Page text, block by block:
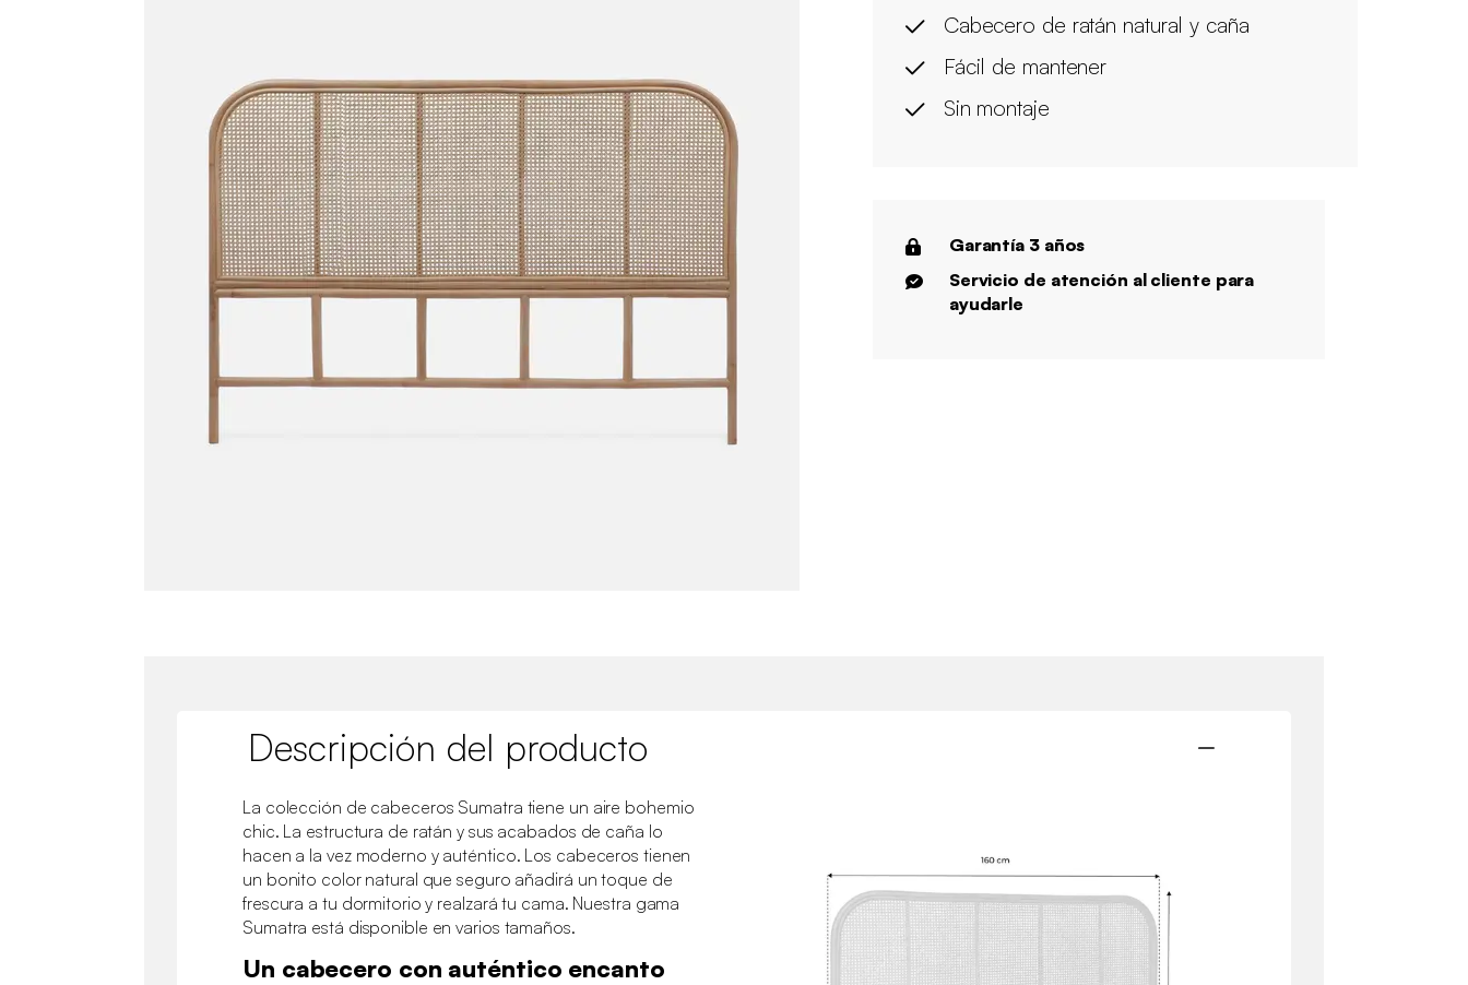
Cabecero de ratán natural y caña
Fácil de mantener
Sin montaje
Garantía 3 años
Servicio de atención al cliente para
ayudarle
Descripción del producto
La colección de cabeceros Sumatra tiene un aire bohemio
chic. La estructura de ratán y sus acabados de caña lo
hacen a la vez moderno y auténtico. Los cabeceros tienen
un bonito color natural que seguro añadirá un toque de
frescura a tu dormitorio y realzará tu cama. Nuestra gama
Sumatra está disponible en varios tamaños.
Un cabecero con auténtico encanto